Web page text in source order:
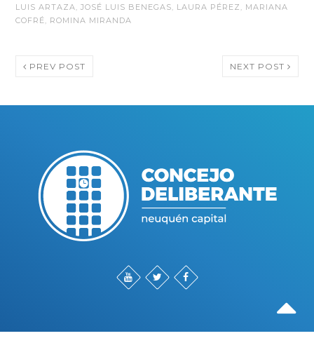
LUIS ARTAZA,JOSÉ LUIS BENEGAS, LAURA PÉREZ , MARIANA
COFRÉ, ROMINA MIRANDA
PREV POST NEXT POST